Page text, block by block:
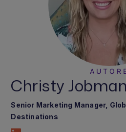
Christy Jobman
Senior Marketing Manager,
Destinations